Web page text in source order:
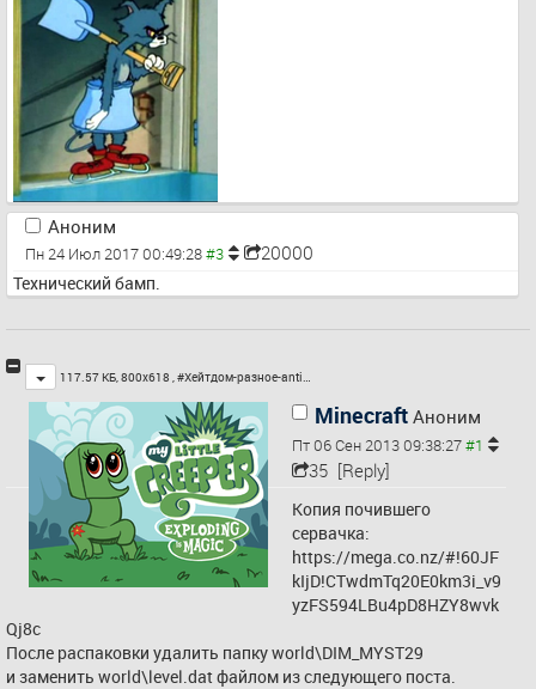
Аноним
Пн 24 Июл 2017 00:49:28 20000
Технический бамп.
Toggle
117.57 КБ, 800x618 ,#Хейтдом-разное-anti…
Minecraft Аноним
Пт 06 Сен 2013 09:38:27
35 [Reply]
Копия почившего
сервачка:
https://mega.co.nz/#!60JF
kIjD!CTwdmTq20E0km3i_v9
yzFS594LBu4pD8HZY8wvk
Qj8c
После распаковки удалить папку world\DIM_MYST29
и заменить world\level.dat файлом из следующего поста.